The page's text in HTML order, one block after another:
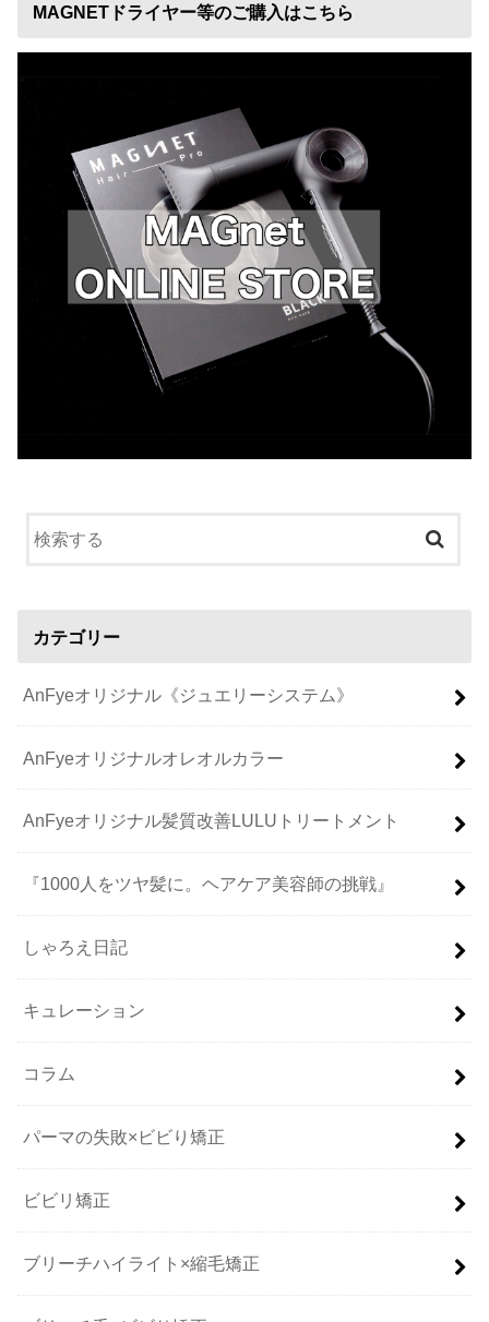
MAGNETドライヤー等のご購入はこちら
カテゴリー
AnFyeオリジナル《ジュエリーシステム》
AnFyeオリジナルオレオルカラー
AnFyeオリジナル髪質改善LULUトリートメント
『1000人をツヤ髪に。ヘアケア美容師の挑戦』
しゃろえ日記
キュレーション
コラム
パーマの失敗×ビビり矯正
ビビリ矯正
ブリーチハイライト×縮毛矯正